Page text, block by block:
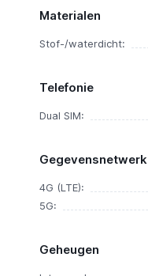
Materialen
Stof-/waterdicht:
Telefonie
Dual SIM:
Gegevensnetwerk
4G (LTE):
5G:
Geheugen